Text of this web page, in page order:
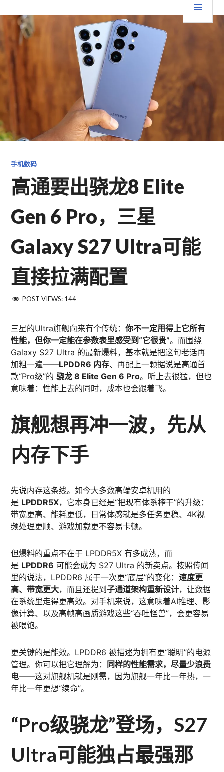
至
内
容
TGFC LIFESTYLE
手机数码
高通要出骁龙8 Elite
Gen 6 Pro，三星
Galaxy S27 Ultra可能
直接拉满配置
POST VIEWS: 144
三星的Ultra旗舰向来有个传统：你不一定用得上它所有
性能，但你一定能在参数表里感受到“它很贵”。而围绕
Galaxy S27 Ultra 的最新爆料，基本就是把这句老话再
加粗一遍——LPDDR6 内存、再配上一颗据说是高通首
款“Pro级”的骁龙 8 Elite Gen 6 Pro。听上去很猛，但也
意味着：性能上去的同时，成本也会跟着飞。
旗舰想再冲一波，先从
内存下手
先说内存这条线。如今大多数高端安卓机用的
是 LPDDR5X，它本身已经是“把现有体系榨干”的升级：
带宽更高、能耗更低，日常体感就是多任务更稳、4K视
频处理更顺、游戏加载更不容易卡顿。
但爆料的重点不在于 LPDDR5X 有多成熟，而
是 LPDDR6 可能会成为 S27 Ultra 的新卖点。按照传闻
里的说法，LPDDR6 属于一次更“底层”的变化：速度更
高、带宽更大，而且还提到子通道架构重新设计，让数据
在系统里走得更高效。对手机来说，这意味着AI推理、影
像计算、以及高帧高画质游戏这些“吞吐怪兽”，会更容易
被喂饱。
更关键的是能效。LPDDR6 被描述为拥有更“聪明”的电源
管理。你可以把它理解为： 同样的性能需求，尽量少浪费
电——这对旗舰机就是刚需，因为旗舰一年比一年热，一
年比一年更想“续命”。
“Pro级骁龙”登场，S27
Ultra可能独占最强那